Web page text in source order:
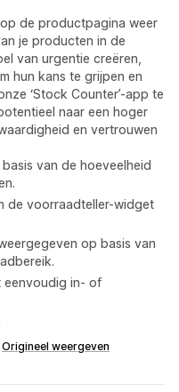
de productpagina weer
je producten in de
van urgentie creëren,
hun kans te grijpen en
‘Stock Counter’-app te
naar een hoger
en vertrouwen
van de hoeveelheid
de voorraadteller-widget
op basis van
eenvoudig in- of
Origineel weergeven